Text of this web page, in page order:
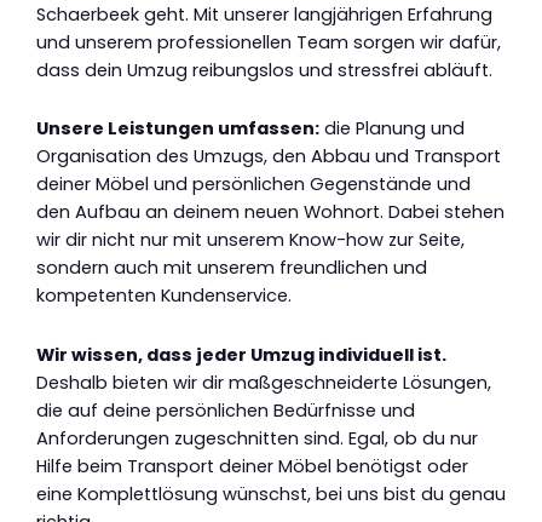
Schaerbeek geht. Mit unserer langjährigen Erfahrung
und unserem professionellen Team sorgen wir dafür,
dass dein Umzug reibungslos und stressfrei abläuft.
Unsere Leistungen umfassen: die Planung und
Organisation des Umzugs, den Abbau und Transport
deiner Möbel und persönlichen Gegenstände und
den Aufbau an deinem neuen Wohnort. Dabei stehen
wir dir nicht nur mit unserem Know-how zur Seite,
sondern auch mit unserem freundlichen und
kompetenten Kundenservice.
Wir wissen, dass jeder Umzug individuell ist.
Deshalb bieten wir dir maßgeschneiderte Lösungen,
die auf deine persönlichen Bedürfnisse und
Anforderungen zugeschnitten sind. Egal, ob du nur
Hilfe beim Transport deiner Möbel benötigst oder
eine Komplettlösung wünschst, bei uns bist du genau